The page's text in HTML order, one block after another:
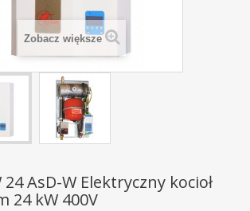
Zobacz większe
24 AsD-W Elektryczny kocioł
24 kW 400V